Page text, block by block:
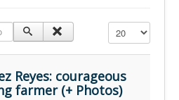
Cantidad a
Reyes: courageous
farmer (+ Photos)